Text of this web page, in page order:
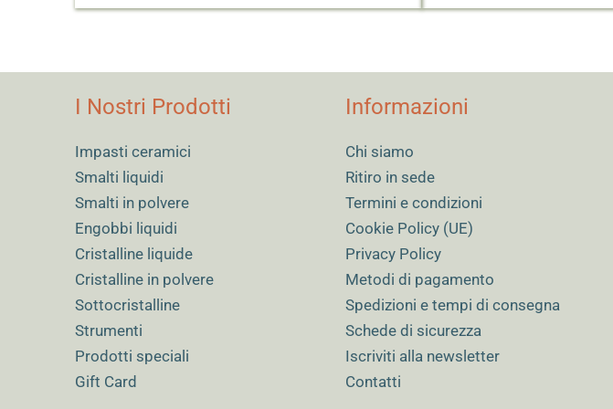
I Nostri Prodotti
Impasti ceramici
Smalti liquidi
Smalti in polvere
Engobbi liquidi
Cristalline liquide
Cristalline in polvere
Sottocristalline
Strumenti
Prodotti speciali
Gift Card
Informazioni
Chi siamo
Ritiro in sede
Termini e condizioni
Cookie Policy (UE)
Privacy Policy
Metodi di pagamento
Spedizioni e tempi di consegna
Schede di sicurezza
Iscriviti alla newsletter
Contatti